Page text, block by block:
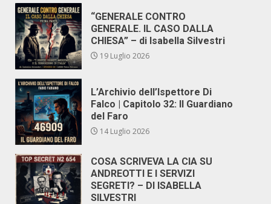
“GENERALE CONTRO
GENERALE. IL CASO DALLA
CHIESA” – di Isabella Silvestri
19 Luglio 2026
L’Archivio dell’Ispettore Di
Falco | Capitolo 32: Il Guardiano
del Faro
14 Luglio 2026
COSA SCRIVEVA LA CIA SU
ANDREOTTI E I SERVIZI
SEGRETI? – DI ISABELLA
SILVESTRI